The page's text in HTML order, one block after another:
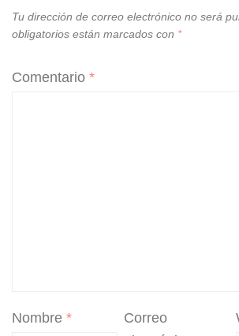
Tu dirección de correo electrónico no será
obligatorios están marcados con *
Comentario *
Nombre *
Correo